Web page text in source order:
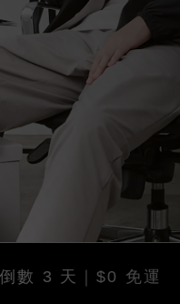
$0 免運